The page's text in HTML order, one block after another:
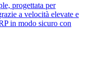
progettata per
a velocità elevate e
in modo sicuro con